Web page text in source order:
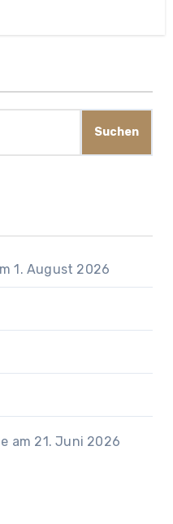
Suchen
1. August 2026
am 21. Juni 2026